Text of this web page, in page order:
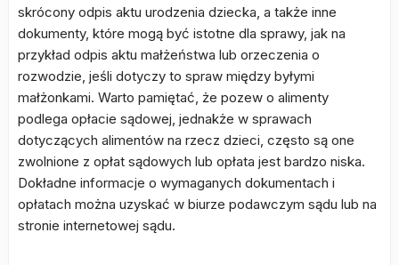
skrócony odpis aktu urodzenia dziecka, a także inne
dokumenty, które mogą być istotne dla sprawy, jak na
przykład odpis aktu małżeństwa lub orzeczenia o
rozwodzie, jeśli dotyczy to spraw między byłymi
małżonkami. Warto pamiętać, że pozew o alimenty
podlega opłacie sądowej, jednakże w sprawach
dotyczących alimentów na rzecz dzieci, często są one
zwolnione z opłat sądowych lub opłata jest bardzo niska.
Dokładne informacje o wymaganych dokumentach i
opłatach można uzyskać w biurze podawczym sądu lub na
stronie internetowej sądu.